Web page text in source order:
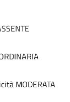
MODERATA